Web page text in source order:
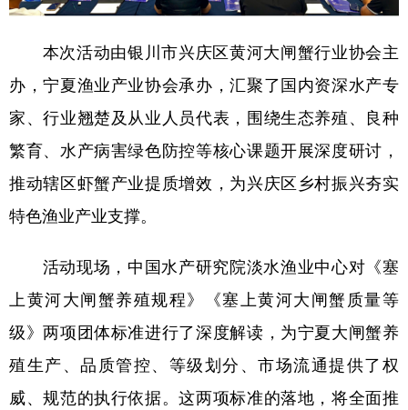
本次活动由银川市兴庆区黄河大闸蟹行业协会主
办，宁夏渔业产业协会承办，汇聚了国内资深水产专
家、行业翘楚及从业人员代表，围绕生态养殖、良种
繁育、水产病害绿色防控等核心课题开展深度研讨，
推动辖区虾蟹产业提质增效，为兴庆区乡村振兴夯实
特色渔业产业支撑。
活动现场，中国水产研究院淡水渔业中心对《塞
上黄河大闸蟹养殖规程》《塞上黄河大闸蟹质量等
级》两项团体标准进行了深度解读，为宁夏大闸蟹养
殖生产、品质管控、等级划分、市场流通提供了权
威、规范的执行依据。这两项标准的落地，将全面推